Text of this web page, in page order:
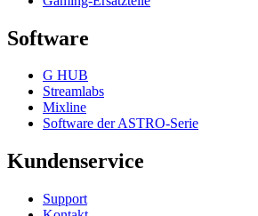
Software
G HUB
Streamlabs
Mixline
Software der ASTRO-Serie
Kundenservice
Support